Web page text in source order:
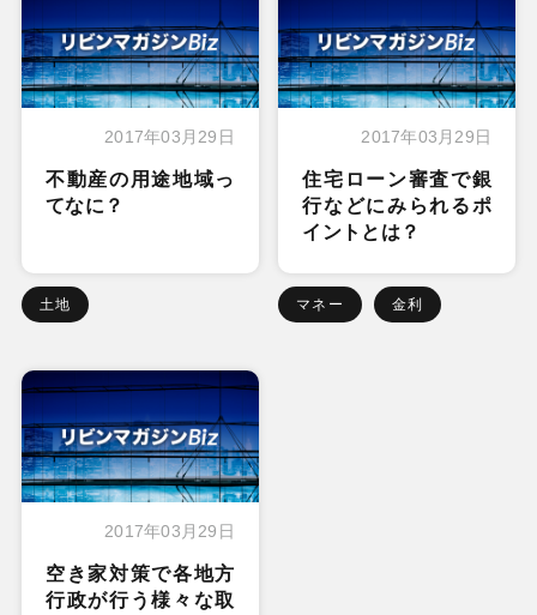
2017年03月29日
不動産の用途地域っ
てなに？
土地
2017年03月29日
住宅ローン審査で銀
行などにみられるポ
イントとは？
マネー 金利
2017年03月29日
空き家対策で各地方
行政が行う様々な取